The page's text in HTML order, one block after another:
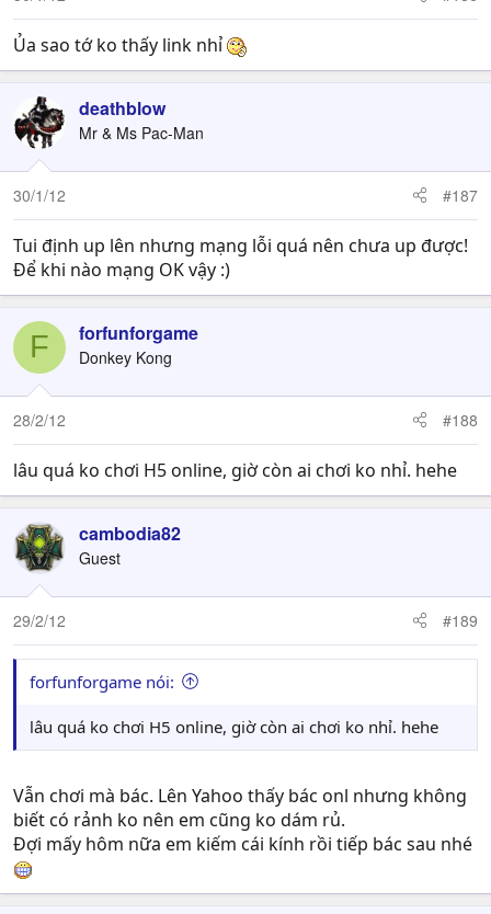
Ủa sao tớ ko thấy link nhỉ
deathblow
Mr & Ms Pac-Man
30/1/12 #187
Tui định up lên nhưng mạng lỗi quá nên chưa up được!
Để khi nào mạng OK vậy :)
F forfunforgame
Donkey Kong
28/2/12 #188
lâu quá ko chơi H5 online, giờ còn ai chơi ko nhỉ. hehe
cambodia82
Guest
29/2/12 #189
forfunforgame nói:
lâu quá ko chơi H5 online, giờ còn ai chơi ko nhỉ. hehe
Vẫn chơi mà bác. Lên Yahoo thấy bác onl nhưng không
biết có rảnh ko nên em cũng ko dám rủ.
Đợi mấy hôm nữa em kiếm cái kính rồi tiếp bác sau nhé